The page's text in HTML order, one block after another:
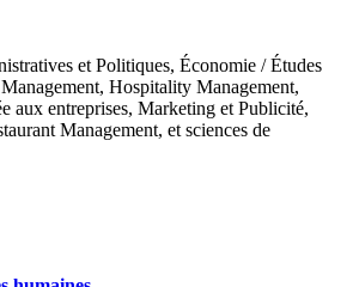
et Politiques, Économie / Études
Hospitality Management,
aux entreprises, Marketing et Publicité,
Management, et sciences de